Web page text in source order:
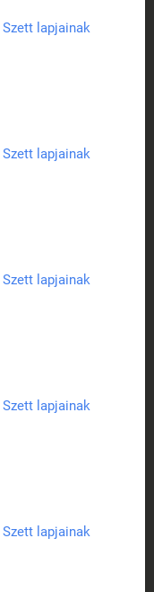
Szett lapjainak
Szett lapjainak
Szett lapjainak
Szett lapjainak
Szett lapjainak